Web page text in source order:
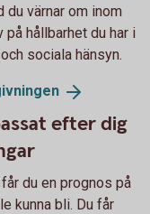
värnar om inom
hållbarhet du har i
sociala hänsyn.
efter dig
du en prognos på
kunna bli. Du får